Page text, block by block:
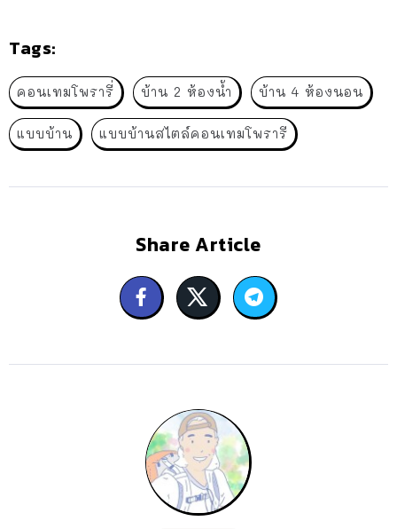
Tags:
คอนเทมโพรารี่ บ้าน 2 ห้องน้ำ บ้าน 4 ห้องนอน
แบบบ้าน แบบบ้านสไตล์คอนเทมโพรารี
Share Article